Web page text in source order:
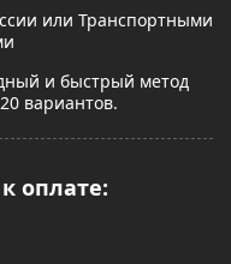
или Транспортными
и быстрый метод
вариантов.
оплате: